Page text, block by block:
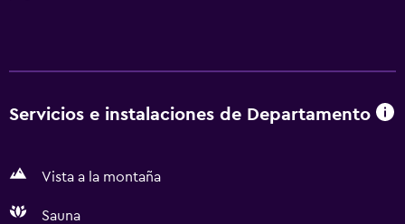
Servicios e instalaciones de Departamento
Vista a la montaña
Sauna